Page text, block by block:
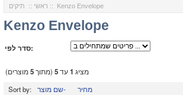
ראשי :: תיקים :: Kenzo Envelope
Kenzo Envelope
סדר לפי:
מציג 1עד5 (מתוך5מוצרים)
Sort by:
שם מוצר- מחיר